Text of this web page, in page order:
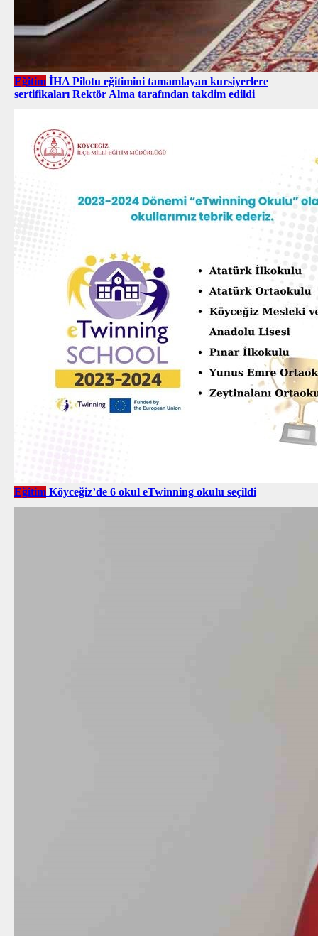
Eğitim İHA Pilotu eğitimini tamamlayan kursiyerlere
sertifikaları Rektör Alma tarafından takdim edildi
Eğitim Köyceğiz’de 6 okul eTwinning okulu seçildi